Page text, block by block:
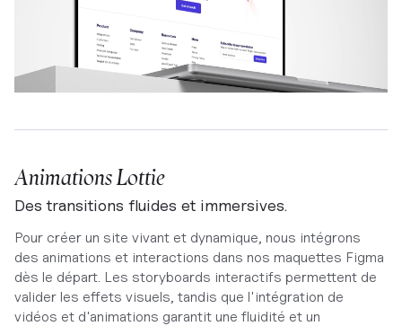
Animations Lottie
Des transitions fluides et immersives.
Pour créer un site vivant et dynamique, nous intégrons
des animations et interactions dans nos maquettes Figma
dès le départ. Les storyboards interactifs permettent de
valider les effets visuels, tandis que l'intégration de
vidéos et d'animations garantit une fluidité et un